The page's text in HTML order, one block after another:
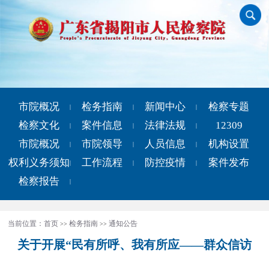
市院概况 检务指南 新闻中心
检察专题
检察文化
案件信息 法律法规
12309
市院概况
市院领导 人员信息
机构设置
权利义务须知
工作流程 防控疫情
案件发布
检察报告
当前位置：首页 >>检务指南 >>通知公告
关于开展“民有所呼、我有所应——群众信访